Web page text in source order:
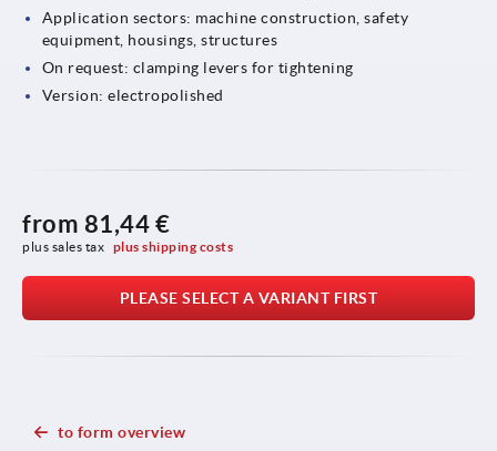
Application sectors: machine construction, safety
equipment, housings, structures
On request: clamping levers for tightening
Version: electropolished
from 81,44 €
plus sales tax plus shipping costs
PLEASE SELECT A VARIANT FIRST
to form overview